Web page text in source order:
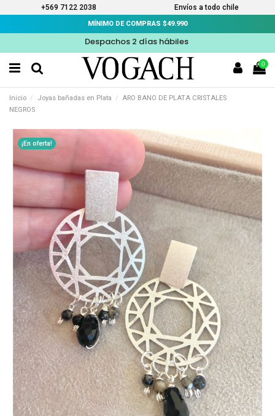
+569 7122 2038 Envíos a todo chile
MÍNIMO DE COMPRAS $49.990
Despachos 2 días hábiles
0
Inicio Joyas bañadas en Plata
ARO BANO DE PLATA CRISTALES
NEGROS
¡En oferta!